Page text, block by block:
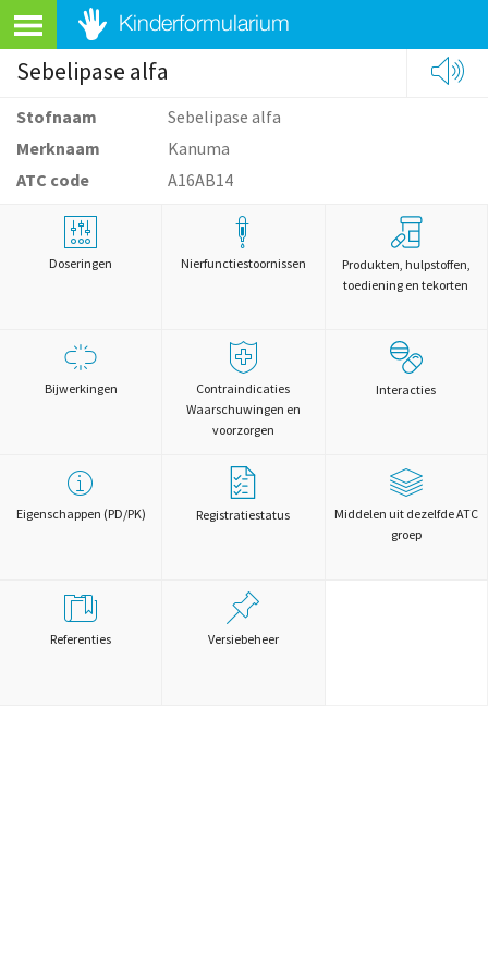
Sebelipase alfa
Stofnaam
Sebelipase alfa
Merknaam
Kanuma
ATC code
A16AB14
Doseringen Nierfunctiestoornissen
Produkten, hulpstoffen,
toediening en tekorten
Bijwerkingen
Contraindicaties
Waarschuwingen en
voorzorgen
Interacties
Eigenschappen (PD/PK) Registratiestatus
Middelen uit dezelfde ATC
groep
Referenties Versiebeheer